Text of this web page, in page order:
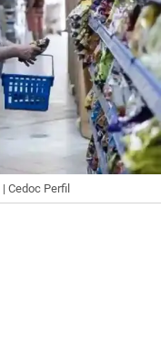
| Cedoc Perfil